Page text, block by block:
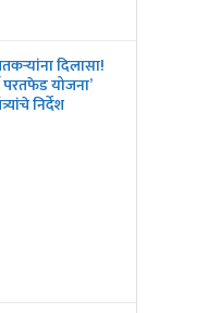
दिलासा!
योजना’
निर्देश